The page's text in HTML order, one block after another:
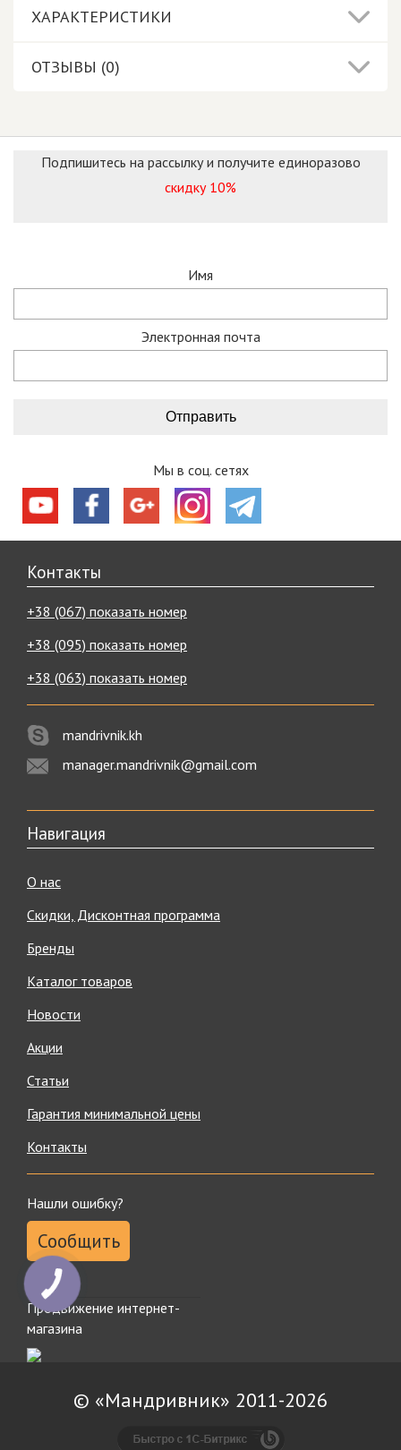
ХАРАКТЕРИСТИКИ
ОТЗЫВЫ (0)
Подпишитесь на рассылку и получите единоразово
скидку 10%
Имя
Электронная почта
Мы в соц. сетях
Контакты
+38 (067) показать номер
+38 (095) показать номер
+38 (063) показать номер
mandrivnik.kh
manager.mandrivnik@gmail.com
Навигация
О нас
Скидки, Дисконтная программа
Бренды
Каталог товаров
Новости
Акции
Статьи
Гарантия минимальной цены
Контакты
Нашли ошибку?
Сообщить
Продвижение интернет-
магазина
© «Мандривник» 2011-2026